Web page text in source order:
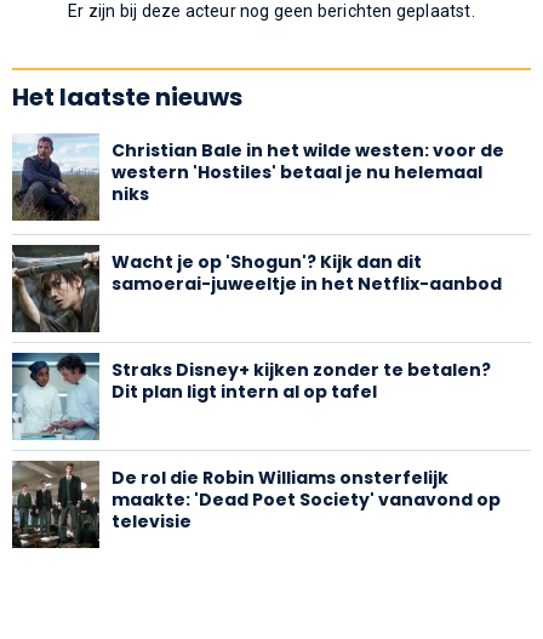
Er zijn bij deze acteur nog geen berichten geplaatst.
Het laatste nieuws
Christian Bale in het wilde westen: voor de
western 'Hostiles' betaal je nu helemaal
niks
Wacht je op 'Shogun'? Kijk dan dit
samoerai-juweeltje in het Netflix-aanbod
Straks Disney+ kijken zonder te betalen?
Dit plan ligt intern al op tafel
De rol die Robin Williams onsterfelijk
maakte: 'Dead Poet Society' vanavond op
televisie